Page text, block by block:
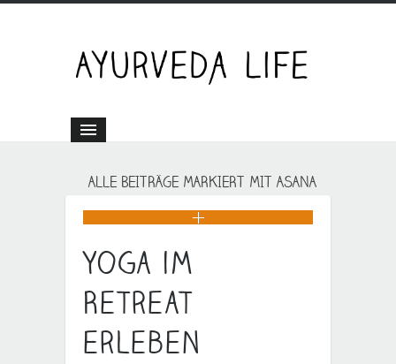
ALLE BEITRÄGE MARKIERT MIT ASANA
Yoga im
Retreat
erleben